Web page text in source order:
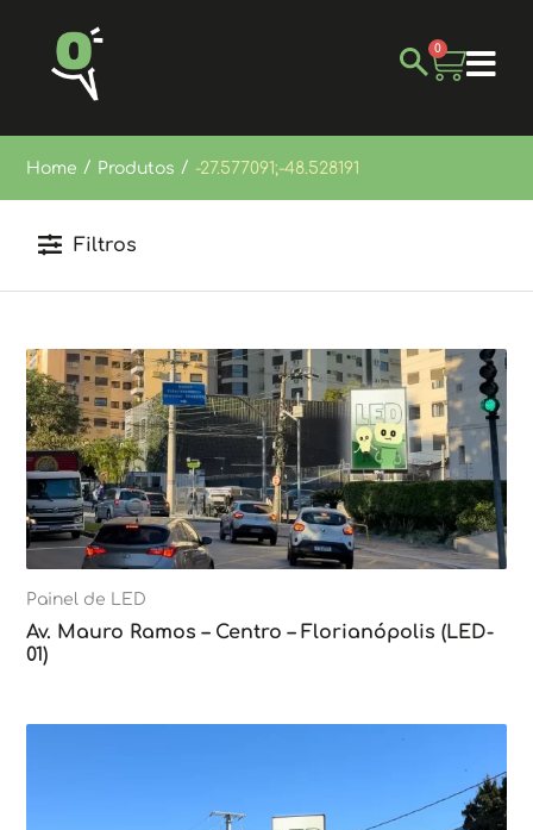
0
Home / Produtos / -27.577091;-48.528191
Filtros
Painel de LED
Av. Mauro Ramos – Centro – Florianópolis (LED-
01)